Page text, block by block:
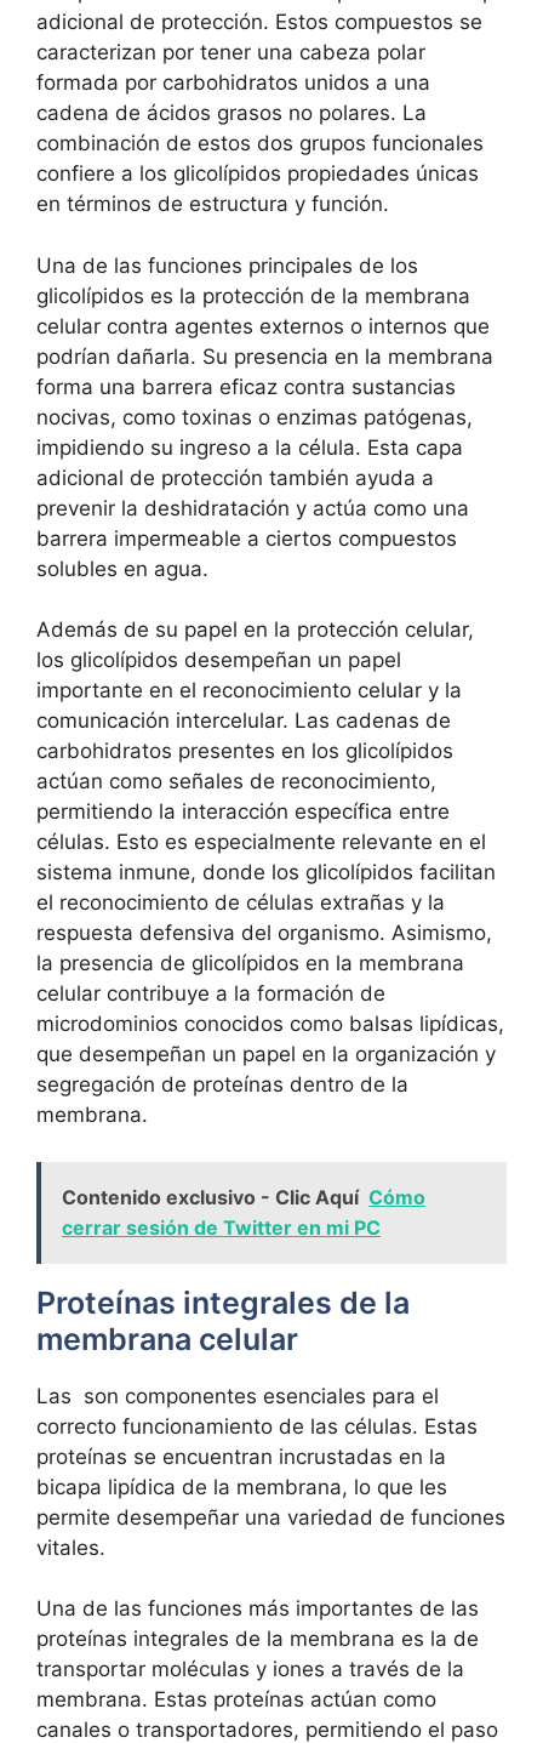
adicional‍ de protección. Estos‌ compuestos se
caracterizan por tener una cabeza polar
formada por carbohidratos unidos a una​
cadena de ácidos‍ grasos no​ polares. ⁤La
combinación de estos⁤ dos grupos funcionales
confiere a los glicolípidos propiedades únicas
en términos⁤ de⁣ estructura y función.
Una​ de las ⁢funciones principales de los
‍glicolípidos es la protección de la membrana
celular contra agentes externos o internos que
podrían ⁣dañarla. Su presencia en la membrana ​
forma ⁣una barrera eficaz contra ⁢sustancias
⁤nocivas, como⁢ toxinas o enzimas patógenas,
impidiendo su⁣ ingreso a la‍ célula. Esta capa
⁤adicional de protección también⁤ ayuda a⁢
prevenir la ​deshidratación y⁢ actúa como una
barrera impermeable ‌a ciertos compuestos
solubles en⁣ agua.
Además‍ de su papel en la protección celular,
⁣los ‍glicolípidos desempeñan un ⁤papel
importante ⁣en el reconocimiento celular y la
comunicación ‌intercelular. ⁤Las cadenas de
carbohidratos​ presentes en los glicolípidos
actúan como señales de reconocimiento,
permitiendo la interacción específica entre
células. Esto es especialmente relevante en el
sistema inmune, donde los glicolípidos facilitan
el reconocimiento⁤ de células extrañas y la
respuesta ⁣defensiva del organismo. Asimismo,
la presencia de glicolípidos en la membrana
‌celular ⁣contribuye a la formación de
microdominios conocidos como balsas lipídicas,
que desempeñan un papel en la organización⁣ y
segregación de proteínas ⁣dentro de‍ la
membrana.
Contenido exclusivo - Clic Aquí Cómo
cerrar sesión de Twitter en mi PC
Proteínas‌ integrales de la
membrana celular
Las ⁤ son componentes esenciales para el
correcto funcionamiento de las células. Estas
proteínas se encuentran incrustadas en la
bicapa⁤ lipídica de la ​membrana, lo que les
permite‌ desempeñar⁢ una variedad⁤ de funciones
⁤vitales.
Una de las funciones más importantes ⁢de las
proteínas integrales ⁤de la⁤ membrana es la ⁤de
transportar ‌moléculas y iones a través de la
membrana. Estas⁣ proteínas actúan como
canales o transportadores, permitiendo el paso‍